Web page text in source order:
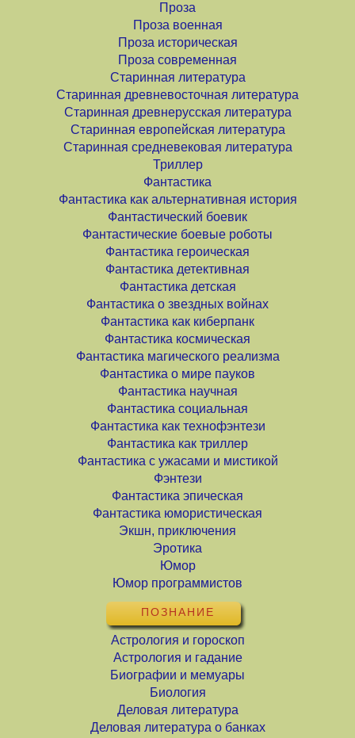
Проза
Проза военная
Проза историческая
Проза современная
Старинная литература
Старинная древневосточная литература
Старинная древнерусская литература
Старинная европейская литература
Старинная средневековая литература
Триллер
Фантастика
Фантастика как альтернативная история
Фантастический боевик
Фантастические боевые роботы
Фантастика героическая
Фантастика детективная
Фантастика детская
Фантастика о звездных войнах
Фантастика как киберпанк
Фантастика космическая
Фантастика магического реализма
Фантастика о мире пауков
Фантастика научная
Фантастика социальная
Фантастика как технофэнтези
Фантастика как триллер
Фантастика с ужасами и мистикой
Фэнтези
Фантастика эпическая
Фантастика юмористическая
Экшн, приключения
Эротика
Юмор
Юмор программистов
ПОЗНАНИЕ
Астрология и гороскоп
Астрология и гадание
Биографии и мемуары
Биология
Деловая литература
Деловая литература о банках